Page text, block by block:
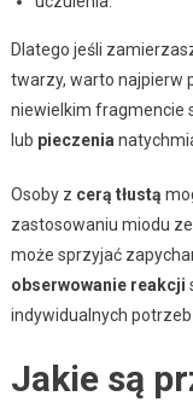
Dlatego jeśli
twarzy, warto najpierw
niewielkim fragmencie
lub pieczenia
Osoby z cerą tłustą
zastosowaniu miodu
może sprzyjać
obserwowanie reakcji
indywidualnych
Jakie są